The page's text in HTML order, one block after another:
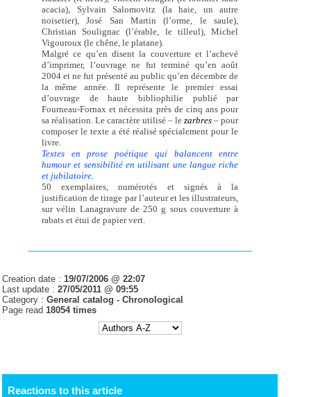
acacia), Sylvain Salomovitz (la haie, un autre
noisetier), José San Martin (l’orme, le saule),
Christian Soulignac (l’érable, le tilleul), Michel
Vigouroux (le chêne, le platane).
Malgré ce qu’en disent la couverture et l’achevé
d’imprimer, l’ouvrage ne fut terminé qu’en août
2004 et ne fut présenté au public qu’en décembre de
la même année. Il représente le premier essai
d’ouvrage de haute bibliophilie publié par
Fourneau-Fornax et nécessita près de cinq ans pour
sa réalisation. Le caractère utilisé – lezarbres – pour
composer le texte a été réalisé spécialement pour le
livre.
Textes en prose poétique qui balancent entre
humour et sensibilité en utilisant une langue riche
et jubilatoire.
50 exemplaires, numérotés et signés à la
justification de tirage par l’auteur et les illustrateurs,
sur vélin Lanagravure de 250 g sous couverture à
rabats et étui de papier vert.
Creation date : 19/07/2006 @ 22:07
Last update :27/05/2011 @ 09:55
Category :General catalog -Chronological
Page read 18054 times
Reactions to this article